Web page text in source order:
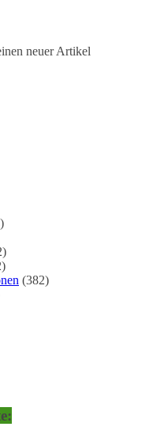
neuer Artikel
(382)